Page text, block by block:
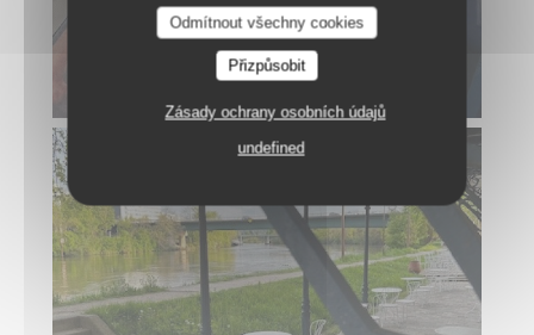
Odmítnout všechny cookies
Přizpůsobit
Zásady ochrany osobních údajů
undefined